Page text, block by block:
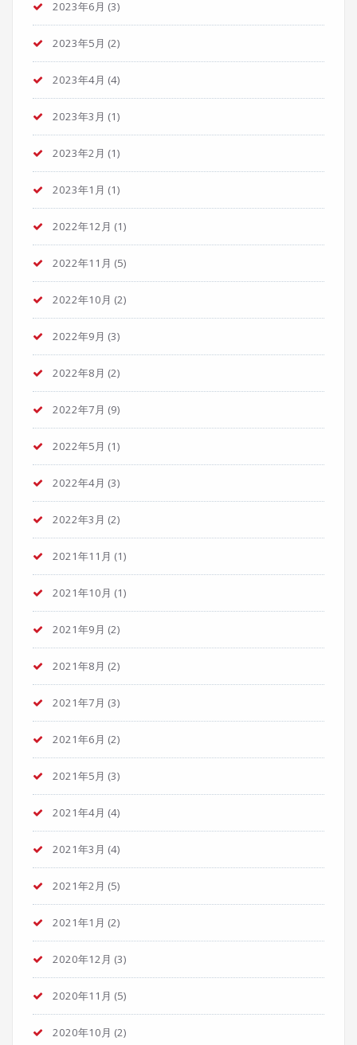
2023年6月 (3)
2023年5月 (2)
2023年4月 (4)
2023年3月 (1)
2023年2月 (1)
2023年1月 (1)
2022年12月 (1)
2022年11月 (5)
2022年10月 (2)
2022年9月 (3)
2022年8月 (2)
2022年7月 (9)
2022年5月 (1)
2022年4月 (3)
2022年3月 (2)
2021年11月 (1)
2021年10月 (1)
2021年9月 (2)
2021年8月 (2)
2021年7月 (3)
2021年6月 (2)
2021年5月 (3)
2021年4月 (4)
2021年3月 (4)
2021年2月 (5)
2021年1月 (2)
2020年12月 (3)
2020年11月 (5)
2020年10月 (2)